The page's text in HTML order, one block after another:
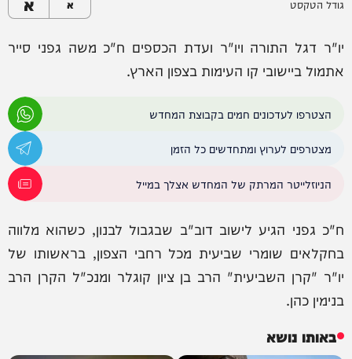
גודל הטקסט א
יו"ר דגל התורה ויו"ר ועדת הכספים ח"כ משה גפני סייר
אתמול ביישובי קו העימות בצפון הארץ.
הצטרפו לעדכונים חמים בקבוצת המחדש
מצטרפים לערוץ ומתחדשים כל הזמן
הניוזלייטר המרתק של המחדש אצלך במייל
ח"כ גפני הגיע לישוב דוב"ב שבגבול לבנון, כשהוא מלווה
בחקלאים שומרי שביעית מכל רחבי הצפון, בראשותו של
יו"ר "קרן השביעית" הרב בן ציון קוגלר ומנכ"ל הקרן הרב
בנימין כהן.
באותו נושא